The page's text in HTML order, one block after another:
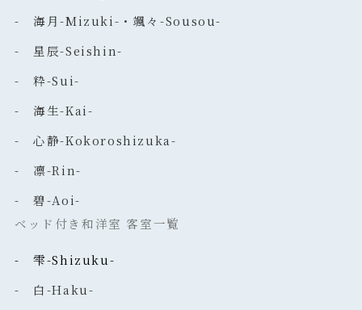
- 海月-Mizuki-・颯々-Sousou-
- 星辰-Seishin-
- 粋-Sui-
- 海生-Kai-
- 心静-Kokoroshizuka-
- 凛-Rin-
- 碧-Aoi-
ベッド付き和洋室 客室一覧
- 雫-Shizuku-
- 白-Haku-